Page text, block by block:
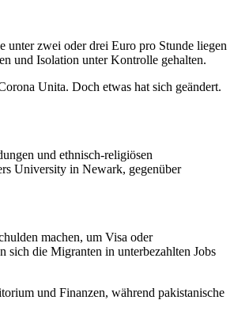
unter zwei oder drei Euro pro Stunde liegen
und Isolation unter Kontrolle gehalten.
Unita. Doch etwas hat sich geändert.
und ethnisch-religiösen
University in Newark, gegenüber
machen, um Visa oder
die Migranten in unterbezahlten Jobs
und Finanzen, während pakistanische